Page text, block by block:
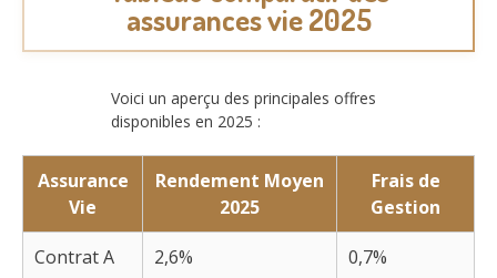
assurances vie 2025
Voici un aperçu des principales offres
disponibles en 2025 :
Assurance
Vie
Rendement Moyen
2025
Frais de
Gestion
Contrat A 2,6% 0,7%